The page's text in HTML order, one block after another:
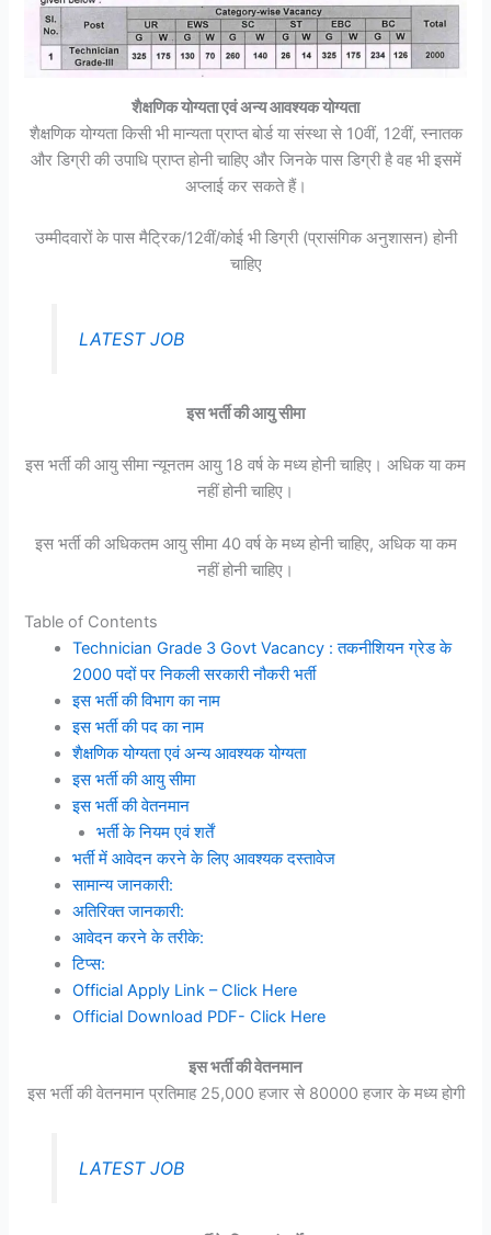
शैक्षणिक योग्यता एवं अन्य आवश्यक योग्यता
शैक्षणिक योग्यता किसी भी मान्यता प्राप्त बोर्ड या संस्था से 10वीं, 12वीं, स्नातक
और डिग्री की उपाधि प्राप्त होनी चाहिए और जिनके पास डिग्री है वह भी इसमें
अप्लाई कर सकते हैं।
उम्मीदवारों के पास मैट्रिक/12वीं/कोई भी डिग्री (प्रासंगिक अनुशासन) होनी
चाहिए
LATEST JOB
इस भर्ती की आयु सीमा
इस भर्ती की आयु सीमा न्यूनतम आयु 18 वर्ष के मध्य होनी चाहिए। अधिक या कम
नहीं होनी चाहिए।
इस भर्ती की अधिकतम आयु सीमा 40 वर्ष के मध्य होनी चाहिए, अधिक या कम
नहीं होनी चाहिए।
Table of Contents
Technician Grade 3 Govt Vacancy : तकनीशियन ग्रेड के
2000 पदों पर निकली सरकारी नौकरी भर्ती
इस भर्ती की विभाग का नाम
इस भर्ती की पद का नाम
शैक्षणिक योग्यता एवं अन्य आवश्यक योग्यता
इस भर्ती की आयु सीमा
इस भर्ती की वेतनमान
भर्ती के नियम एवं शर्तें
भर्ती में आवेदन करने के लिए आवश्यक दस्तावेज
सामान्य जानकारी:
अतिरिक्त जानकारी:
आवेदन करने के तरीके:
टिप्स:
Official Apply Link – Click Here
Official Download PDF- Click Here
इस भर्ती की वेतनमान
इस भर्ती की वेतनमान प्रतिमाह 25,000 हजार से 80000 हजार के मध्य होगी
LATEST JOB